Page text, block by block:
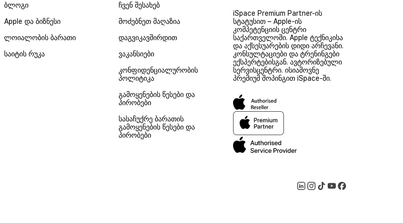
ბლოგი
Apple და ბიზნესი
ლოიალობის ბარათი
საიტის რუკა
ჩვენ შესახებ
მოძებნეთ მაღაზია
დაგვიკავშირდით
ვაკანსიები
კონფიდენციალურობის
პოლიტიკა
გამოყენების წესები და
პირობები
სასაჩუქრე ბარათის
გამოყენების წესები და
პირობები
iSpace Premium Partner-ის
სტატუსით – Apple-ის
კომპეტენციის ცენტრი
საქართველოში. Apple ტექნიკისა
და აქსესუარების დიდი არჩევანი.
კონსულტაციები და ტრენინგები
ექსპერტებისგან. ავტორიზებული
სერვისცენტრი. ისიამოვნე
პრემიუმ შოპინგით iSpace-ში.